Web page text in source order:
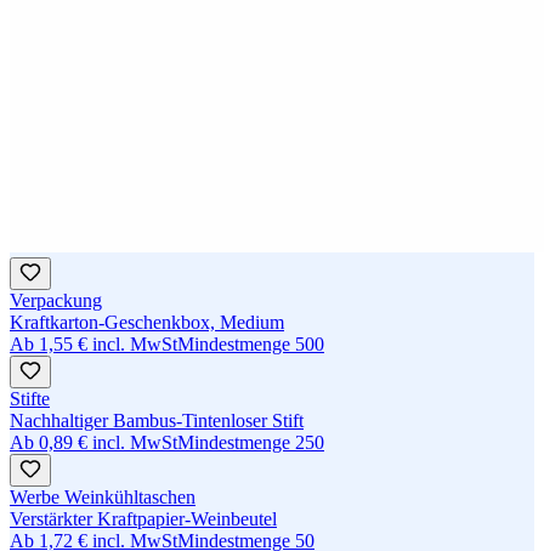
Verpackung
Kraftkarton-Geschenkbox, Medium
Ab 1,55 € incl. MwStMindestmenge 500
Stifte
Nachhaltiger Bambus-Tintenloser Stift
Ab 0,89 € incl. MwStMindestmenge 250
Werbe Weinkühltaschen
Verstärkter Kraftpapier-Weinbeutel
Ab 1,72 € incl. MwStMindestmenge 50